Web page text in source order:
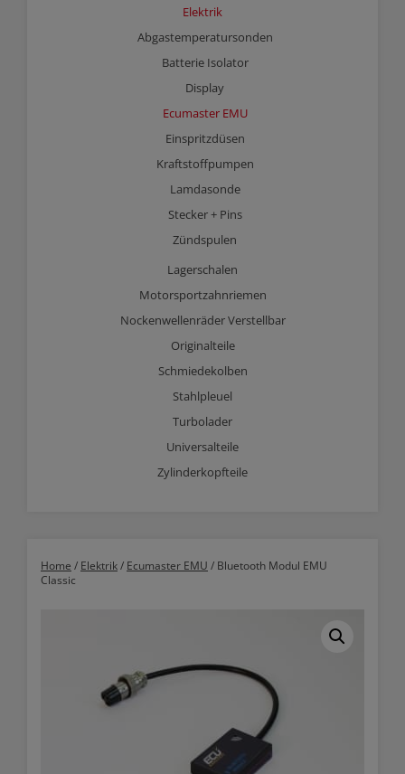
Elektrik
Abgastemperatursonden
Batterie Isolator
Display
Ecumaster EMU
Einspritzdüsen
Kraftstoffpumpen
Lamdasonde
Stecker + Pins
Zündspulen
Lagerschalen
Motorsportzahnriemen
Nockenwellenräder Verstellbar
Originalteile
Schmiedekolben
Stahlpleuel
Turbolader
Universalteile
Zylinderkopfteile
Home / Elektrik/ Ecumaster EMU / Bluetooth Modul EMU
Classic